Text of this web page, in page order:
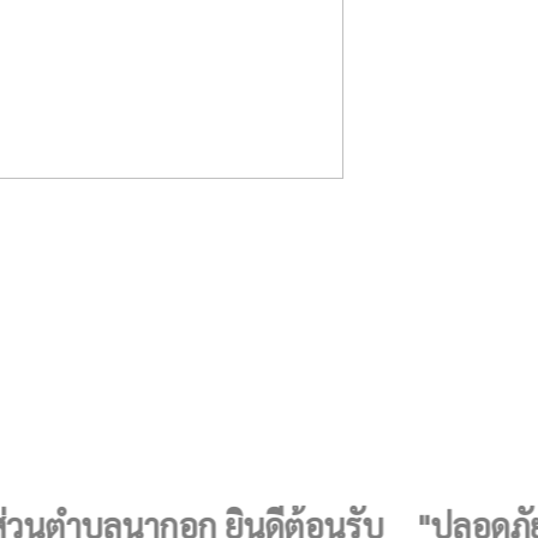
ำบลนากอก ยินดีต้อนรับ "ปลอดภัยใน